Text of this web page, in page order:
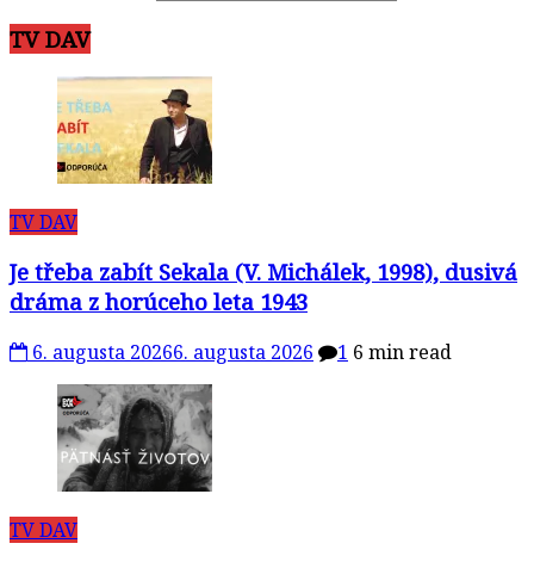
TV DAV
TV DAV
Je třeba zabít Sekala (V. Michálek, 1998), dusivá
dráma z horúceho leta 1943
6. augusta 20266. augusta 2026 1 6 min read
TV DAV